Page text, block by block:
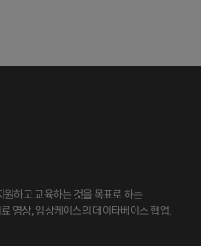
하고 교육하는 것을 목표로 하는
영상, 임상케이스의 데이타베이스 협업,